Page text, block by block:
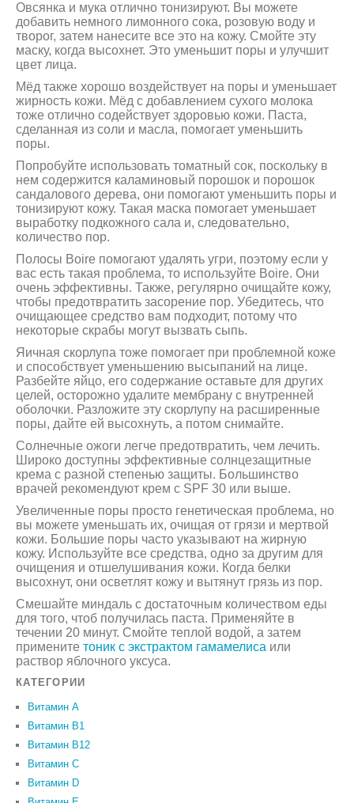
Овсянка и мука отлично тонизируют. Вы можете
добавить немного лимонного сока, розовую воду и
творог, затем нанесите все это на кожу. Смойте эту
маску, когда высохнет. Это уменьшит поры и улучшит
цвет лица.
Мёд также хорошо воздействует на поры и уменьшает
жирность кожи. Мёд с добавлением сухого молока
тоже отлично содействует здоровью кожи. Паста,
сделанная из соли и масла, помогает уменьшить
поры.
Попробуйте использовать томатный сок, поскольку в
нем содержится каламиновый порошок и порошок
сандалового дерева, они помогают уменьшить поры и
тонизируют кожу. Такая маска помогает уменьшает
выработку подкожного сала и, следовательно,
количество пор.
Полосы Boire помогают удалять угри, поэтому если у
вас есть такая проблема, то используйте Boire. Они
очень эффективны. Также, регулярно очищайте кожу,
чтобы предотвратить засорение пор. Убедитесь, что
очищающее средство вам подходит, потому что
некоторые скрабы могут вызвать сыпь.
Яичная скорлупа тоже помогает при проблемной коже
и способствует уменьшению высыпаний на лице.
Разбейте яйцо, его содержание оставьте для других
целей, осторожно удалите мембрану с внутренней
оболочки. Разложите эту скорлупу на расширенные
поры, дайте ей высохнуть, а потом снимайте.
Солнечные ожоги легче предотвратить, чем лечить.
Широко доступны эффективные солнцезащитные
крема с разной степенью защиты. Большинство
врачей рекомендуют крем с SPF 30 или выше.
Увеличенные поры просто генетическая проблема, но
вы можете уменьшать их, очищая от грязи и мертвой
кожи. Большие поры часто указывают на жирную
кожу. Используйте все средства, одно за другим для
очищения и отшелушивания кожи. Когда белки
высохнут, они осветлят кожу и вытянут грязь из пор.
Смешайте миндаль с достаточным количеством еды
для того, чтоб получилась паста. Применяйте в
течении 20 минут. Смойте теплой водой, а затем
примените тоник с экстрактом гамамелиса или
раствор яблочного уксуса.
КАТЕГОРИИ
Витамин A
Витамин B1
Витамин B12
Витамин C
Витамин D